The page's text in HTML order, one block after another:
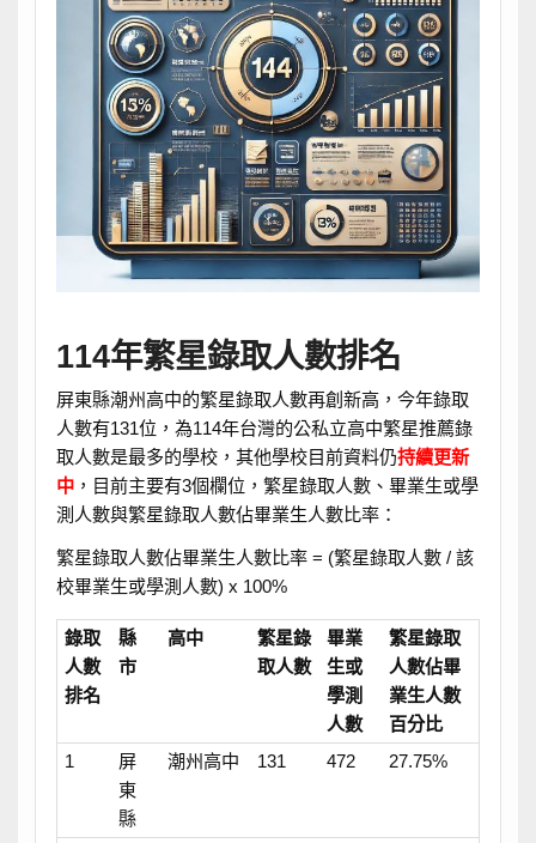
114年繁星錄取人數排名
屏東縣潮州高中的繁星錄取人數再創新高，今年錄取
人數有131位，為114年台灣的公私立高中繁星推薦錄
取人數是最多的學校，其他學校目前資料仍持續更新
中，目前主要有3個欄位，繁星錄取人數、畢業生或學
測人數與繁星錄取人數佔畢業生人數比率：
繁星錄取人數佔畢業生人數比率 = (繁星錄取人數 / 該
校畢業生或學測人數) x 100%
錄取
人數
排名
縣
市
高中
繁星錄
取人數
畢業
生或
學測
人數
繁星錄取
人數佔畢
業生人數
百分比
1
屏
東
縣
潮州高中 131 472 27.75%